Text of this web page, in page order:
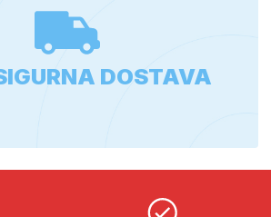
DOSTAVA